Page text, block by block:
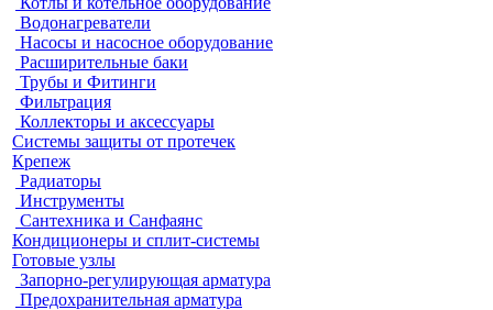
Водонагреватели
Насосы и насосное оборудование
Расширительные баки
Трубы и Фитинги
Фильтрация
Коллекторы и аксессуары
Системы защиты от протечек
Крепеж
Радиаторы
Инструменты
Сантехника и Санфаянс
Кондиционеры и сплит-системы
Готовые узлы
Запорно-регулирующая арматура
Предохранительная арматура